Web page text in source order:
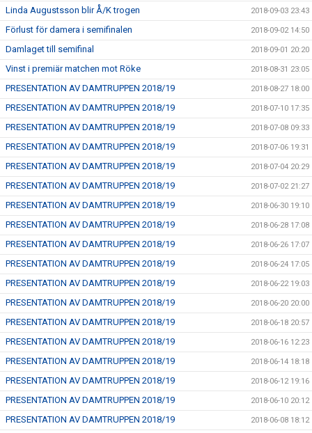
Linda Augustsson blir Å/K trogen 2018-09-03 23:43
Förlust för damera i semifinalen 2018-09-02 14:50
Damlaget till semifinal 2018-09-01 20:20
Vinst i premiär matchen mot Röke 2018-08-31 23:05
PRESENTATION AV DAMTRUPPEN 2018/19 2018-08-27 18:00
PRESENTATION AV DAMTRUPPEN 2018/19 2018-07-10 17:35
PRESENTATION AV DAMTRUPPEN 2018/19 2018-07-08 09:33
PRESENTATION AV DAMTRUPPEN 2018/19 2018-07-06 19:31
PRESENTATION AV DAMTRUPPEN 2018/19 2018-07-04 20:29
PRESENTATION AV DAMTRUPPEN 2018/19 2018-07-02 21:27
PRESENTATION AV DAMTRUPPEN 2018/19 2018-06-30 19:10
PRESENTATION AV DAMTRUPPEN 2018/19 2018-06-28 17:08
PRESENTATION AV DAMTRUPPEN 2018/19 2018-06-26 17:07
PRESENTATION AV DAMTRUPPEN 2018/19 2018-06-24 17:05
PRESENTATION AV DAMTRUPPEN 2018/19 2018-06-22 19:03
PRESENTATION AV DAMTRUPPEN 2018/19 2018-06-20 20:00
PRESENTATION AV DAMTRUPPEN 2018/19 2018-06-18 20:57
PRESENTATION AV DAMTRUPPEN 2018/19 2018-06-16 12:23
PRESENTATION AV DAMTRUPPEN 2018/19 2018-06-14 18:18
PRESENTATION AV DAMTRUPPEN 2018/19 2018-06-12 19:16
PRESENTATION AV DAMTRUPPEN 2018/19 2018-06-10 20:12
PRESENTATION AV DAMTRUPPEN 2018/19 2018-06-08 18:12